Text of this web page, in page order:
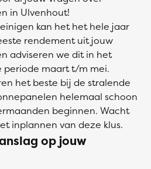
in Ulvenhout!
kan het het hele jaar
rendement uit jouw
adviseren we dit in het
periode maart t/m mei.
het beste bij de stralende
helemaal schoon
beginnen. Wacht
inplannen van deze klus.
op jouw